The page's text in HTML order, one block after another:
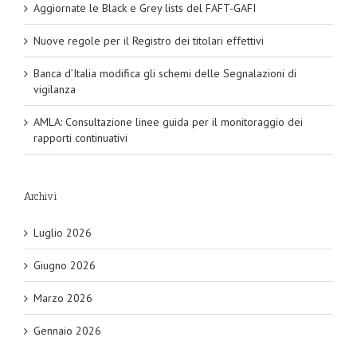
Aggiornate le Black e Grey lists del FAFT-GAFI
Nuove regole per il Registro dei titolari effettivi
Banca d’Italia modifica gli schemi delle Segnalazioni di
vigilanza
AMLA: Consultazione linee guida per il monitoraggio dei
rapporti continuativi
Archivi
Luglio 2026
Giugno 2026
Marzo 2026
Gennaio 2026